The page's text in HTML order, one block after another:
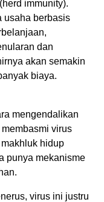
immunity).
usaha berbasis
dan
akan semakin
biaya.
mengendalikan
virus
hidup
punya mekanisme
virus ini justru